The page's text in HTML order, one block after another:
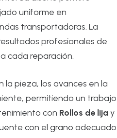
uniforme en
transportadoras. La
profesionales de
cada reparación.
la pieza, los avances en la
permitiendo un trabajo
con Rollos de lija y
con el grano adecuado